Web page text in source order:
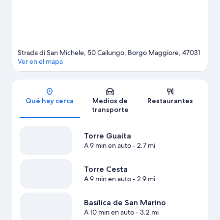
Sección del mapa
Strada di San Michele, 50 Cailungo, Borgo Maggiore, 47031
Ver en el mapa
Qué hay cerca
Medios de
transporte
Restaurantes
Torre Guaita
A 9 min en auto- 2.7 mi
Torre Cesta
A 9 min en auto- 2.9 mi
Basílica de San Marino
A 10 min en auto- 3.2 mi